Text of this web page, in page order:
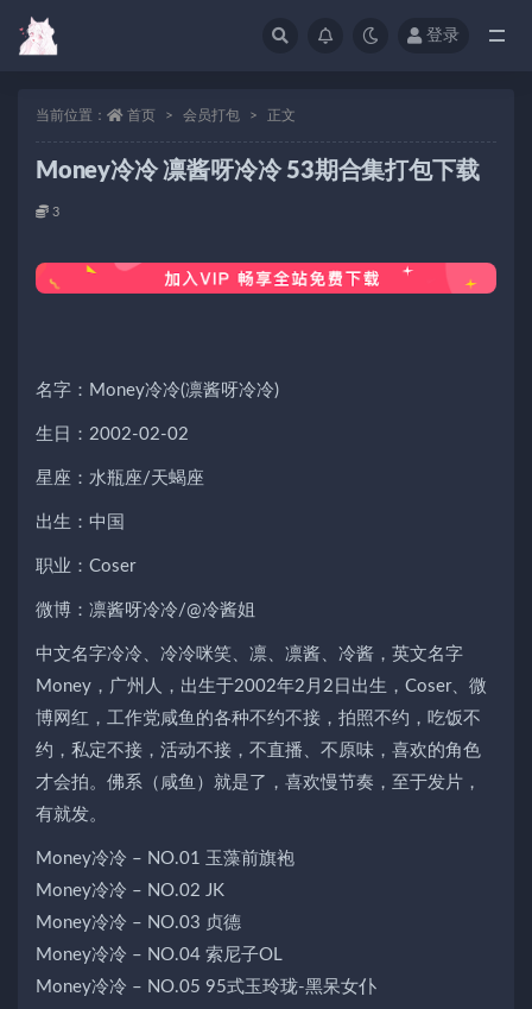
登录
当前位置： 首页 会员打包 正文
Money冷冷 凛酱呀冷冷 53期合集打包下载
3
名字：Money冷冷(凛酱呀冷冷)
生日：2002-02-02
星座：水瓶座/天蝎座
出生：中国
职业：Coser
微博：凛酱呀冷冷/@冷酱姐
中文名字冷冷、冷冷咪笑、凛、凛酱、冷酱，英文名字
Money，广州人，出生于2002年2月2日出生，Coser、微
博网红，工作党咸鱼的各种不约不接，拍照不约，吃饭不
约，私定不接，活动不接，不直播、不原味，喜欢的角色
才会拍。佛系（咸鱼）就是了，喜欢慢节奏，至于发片，
有就发。
Money冷冷 – NO.01 玉藻前旗袍
Money冷冷 – NO.02 JK
Money冷冷 – NO.03 贞德
Money冷冷 – NO.04 索尼子OL
Money冷冷 – NO.05 95式玉玲珑-黑呆女仆